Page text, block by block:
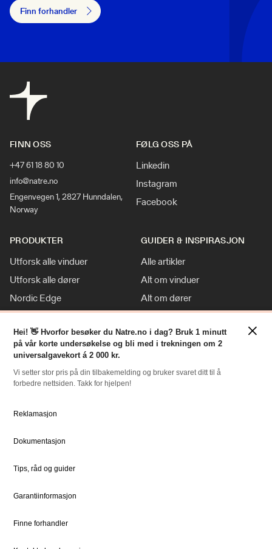
Finn forhandler
FINN OSS
+47 61 18 80 10
info@natre.no
Engenvegen 1, 2827 Hunndalen,
Norway
FØLG OSS PÅ
Linkedin
Instagram
Facebook
PRODUKTER
Utforsk alle vinduer
Utforsk alle dører
Nordic Edge
Klassisk stil
Tilpasninger
GUIDER & INSPIRASJON
Alle artikler
Alt om vinduer
Alt om dører
Inspirasjon
Nyheter
RESSURSER
Slik bestiller du
Priser
Dokumentsenter
STØTTE
Kundeservice
Hei! 👋 Hvorfor besøker du Natre.no i dag? Bruk 1 minutt
på vår korte undersøkelse og bli med i trekningen om 2
universalgavekort á 2 000 kr.
Vi setter stor pris på din tilbakemelding og bruker svaret ditt til å
forbedre nettsiden. Takk for hjelpen!
Reklamasjon
Dokumentasjon
Tips, råd og guider
Garantiinformasjon
Finne forhandler
×